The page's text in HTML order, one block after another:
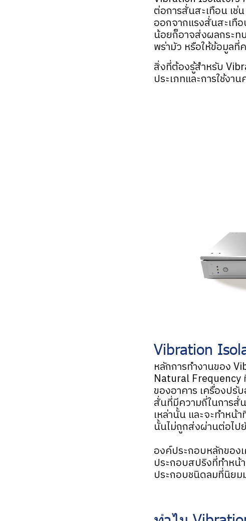
ต่อการสั่นสะเทือน เ
ออกจากแรงสั่นสะเทื
น้อยก็อาจส่งผลกระท
พร่ามัว หรือให้ข้อมูลที่
สิ่งที่ต้องรู้สำหรับ
ประเภทและการใช้งาน
Vibration
หลักการทำงานของ
Natural Frequency
ของอาคาร เครื่องปรั
สั่นที่มีความถี่ในการสั่
เหล่านั้น และจะทำหน้
นั้นไม่ถูกส่งผ่านต่อไป
องค์ประกอบหลักขอ
ประกอบสปริงที่ทำหน้
ประกอบชนิดลมที่นิยม